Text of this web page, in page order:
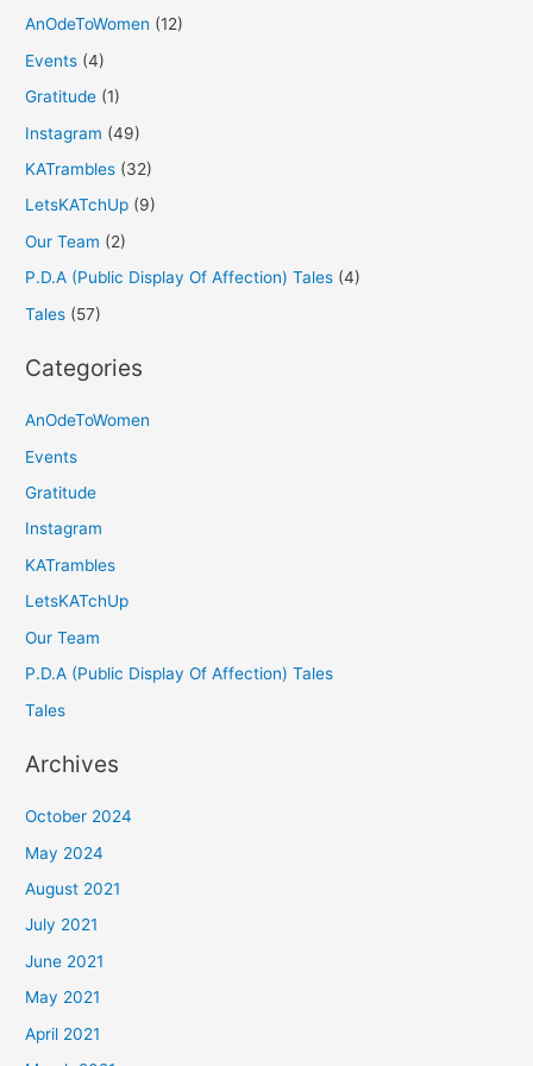
AnOdeToWomen (12)
Events (4)
Gratitude (1)
Instagram (49)
KATrambles (32)
LetsKATchUp (9)
Our Team (2)
P.D.A (Public Display Of Affection) Tales (4)
Tales (57)
Categories
AnOdeToWomen
Events
Gratitude
Instagram
KATrambles
LetsKATchUp
Our Team
P.D.A (Public Display Of Affection) Tales
Tales
Archives
October 2024
May 2024
August 2021
July 2021
June 2021
May 2021
April 2021